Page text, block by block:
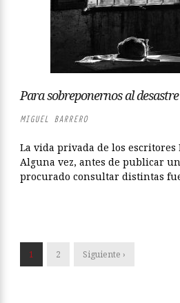
Para sobreponernos al desastre
MIGUEL BARRERO
La vida privada de los escritores
Alguna vez, antes de publicar
procurado consultar distintas
1 2 Siguiente ›